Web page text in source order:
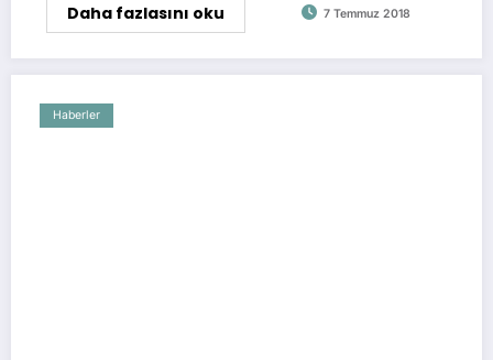
Daha fazlasını oku 7 Temmuz 2018
Haberler